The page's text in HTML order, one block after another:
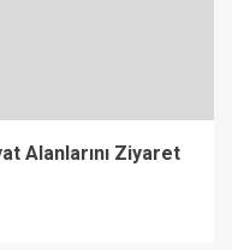
Alanlarını Ziyaret